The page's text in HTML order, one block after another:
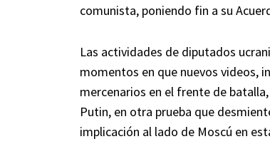
comunista, poniendo fin a su
Las actividades de diputados
momentos en que nuevos videos,
mercenarios en el frente de
Putin, en otra prueba que
implicación al lado de Moscú en